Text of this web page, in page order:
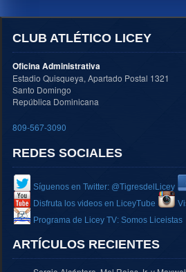
CLUB ATLÉTICO LICEY
Oficina Administrativa
Estadio Quisqueya, Apartado Postal 1321
Santo Domingo
República Dominicana
809-567-3090
REDES SOCIALES
Síguenos en Twitter: @TigresdelLicey
Disfruta los videos en LiceyTube
Programa de Licey TV: Somos Liceistas
ARTÍCULOS RECIENTES